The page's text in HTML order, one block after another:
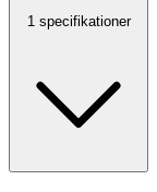
1 specifikationer